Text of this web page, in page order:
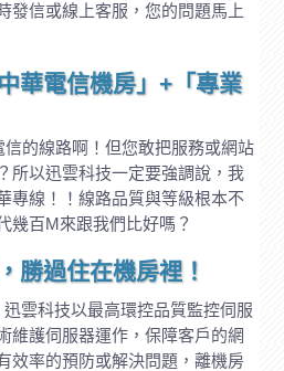
發信或線上客服，您的問題馬上
華電信機房」+「專業
的線路啊！但您敢把服務或網站
所以迅雲科技一定要強調說，我
專線！！線路品質與等級根本不
幾百M來跟我們比好嗎？
勝過住在機房裡！
雲科技以最高環控品質監控伺服
維護伺服器運作，保障客戶的網
效率的預防或解決問題，離機房